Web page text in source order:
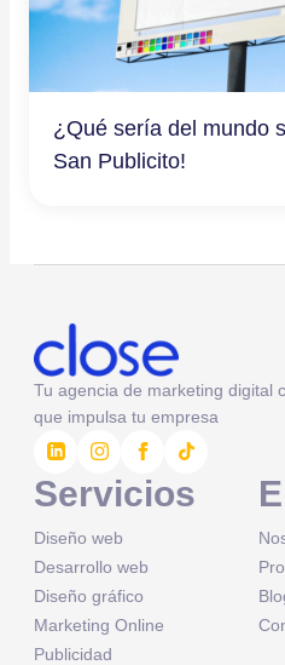
¿Qué sería del mundo
San Publicito!
Tu agencia de marketing digital
que impulsa tu empresa
Servicios
Diseño web
Desarrollo web
Diseño gráfico
Marketing Online
Publicidad